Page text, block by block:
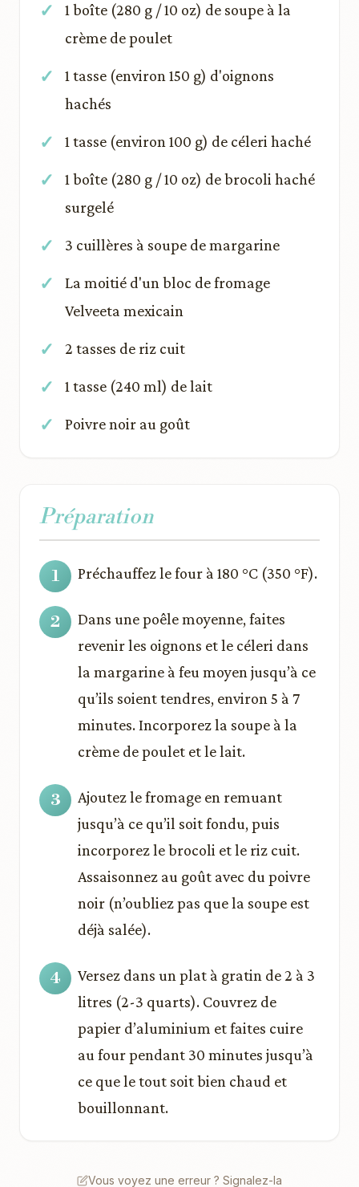
1 boîte (280 g / 10 oz) de soupe à la
crème de poulet
1 tasse (environ 150 g) d'oignons
hachés
1 tasse (environ 100 g) de céleri haché
1 boîte (280 g / 10 oz) de brocoli haché
surgelé
3 cuillères à soupe de margarine
La moitié d'un bloc de fromage
Velveeta mexicain
2 tasses de riz cuit
1 tasse (240 ml) de lait
Poivre noir au goût
Préparation
Préchauffez le four à 180 °C (350 °F).
Dans une poêle moyenne, faites
revenir les oignons et le céleri dans
la margarine à feu moyen jusqu’à ce
qu’ils soient tendres, environ 5 à 7
minutes. Incorporez la soupe à la
crème de poulet et le lait.
Ajoutez le fromage en remuant
jusqu’à ce qu’il soit fondu, puis
incorporez le brocoli et le riz cuit.
Assaisonnez au goût avec du poivre
noir (n’oubliez pas que la soupe est
déjà salée).
Versez dans un plat à gratin de 2 à 3
litres (2-3 quarts). Couvrez de
papier d’aluminium et faites cuire
au four pendant 30 minutes jusqu’à
ce que le tout soit bien chaud et
bouillonnant.
Vous voyez une erreur ? Signalez-la